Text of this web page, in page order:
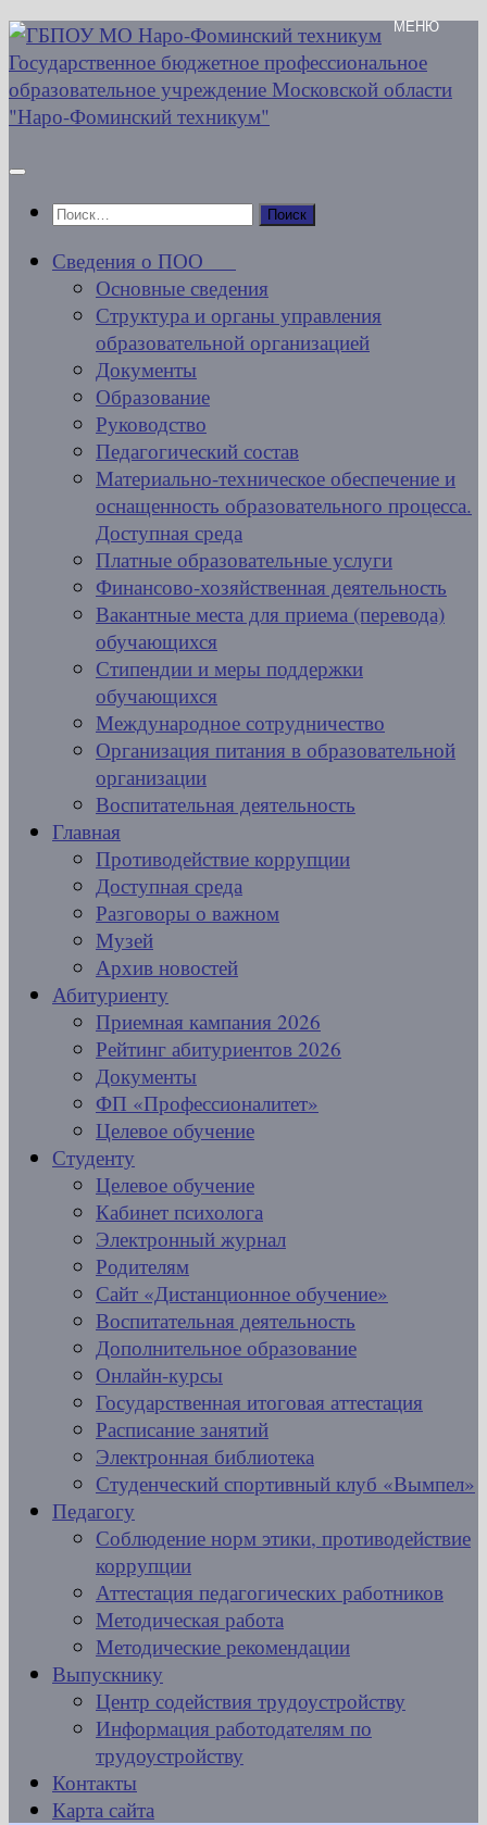
Перейти
к
содержимому
Найти:
Сведения о ПОО
Основные сведения
Структура и органы управления
образовательной организацией
Документы
Образование
Руководство
Педагогический состав
Материально-техническое обеспечение и
оснащенность образовательного процесса.
Доступная среда
Платные образовательные услуги
Финансово-хозяйственная деятельность
Вакантные места для приема (перевода)
обучающихся
Стипендии и меры поддержки
обучающихся
Международное сотрудничество
Организация питания в образовательной
организации
Воспитательная деятельность
Главная
Противодействие коррупции
Доступная среда
Разговоры о важном
Музей
Архив новостей
Абитуриенту
Приемная кампания 2026
Рейтинг абитуриентов 2026
Документы
ФП «Профессионалитет»
Целевое обучение
Студенту
Целевое обучение
Кабинет психолога
Электронный журнал
Родителям
Сайт «Дистанционное обучение»
Воспитательная деятельность
Дополнительное образование
Онлайн-курсы
Государственная итоговая аттестация
Расписание занятий
Электронная библиотека
Студенческий спортивный клуб «Вымпел»
Педагогу
Соблюдение норм этики, противодействие
коррупции
Аттестация педагогических работников
Методическая работа
Методические рекомендации
Выпускнику
Центр содействия трудоустройству
Информация работодателям по
трудоустройству
Контакты
Карта сайта